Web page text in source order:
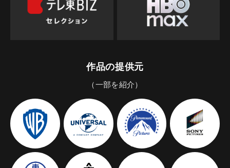
作品の提供元
（一部を紹介）